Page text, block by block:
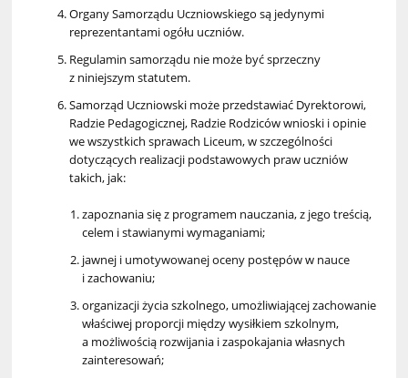
Organy Samorządu Uczniowskiego są jedynymi
reprezentantami ogółu uczniów.
Regulamin samorządu nie może być sprzeczny
z niniejszym statutem.
Samorząd Uczniowski może przedstawiać Dyrektorowi,
Radzie Pedagogicznej, Radzie Rodziców wnioski i opinie
we wszystkich sprawach Liceum, w szczególności
dotyczących realizacji podstawowych praw uczniów
takich, jak:
zapoznania się z programem nauczania, z jego treścią,
celem i stawianymi wymaganiami;
jawnej i umotywowanej oceny postępów w nauce
i zachowaniu;
organizacji życia szkolnego, umożliwiającej zachowanie
właściwej proporcji między wysiłkiem szkolnym,
a możliwością rozwijania i zaspokajania własnych
zainteresowań;